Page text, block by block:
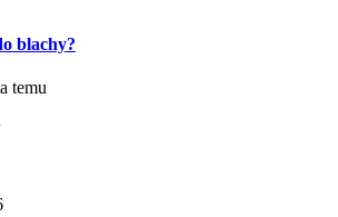
blachy?
temu